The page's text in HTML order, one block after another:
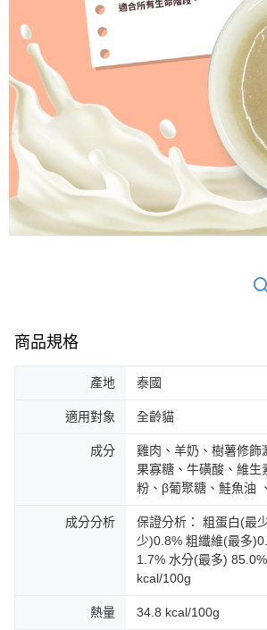
商品規格
產地 泰國
適用對象 全齡貓
成分
雞肉、羊奶、樹薯修飾
果寡糖、牛磺酸、維生
粉、β葡聚糖、鮭魚油
成分分析
保證分析： 粗蛋白(最
少)0.8% 粗纖維(最多
1.7% 水分(最多)
kcal/100g
熱量 34.8 kcal/100g